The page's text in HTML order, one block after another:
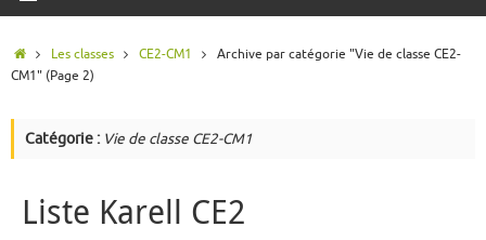
AccueilLes classes CE2-CM1
Archive par catégorie "Vie de classe CE2-
CM1" (Page 2)
Catégorie : Vie de classe CE2-CM1
Liste Karell CE2